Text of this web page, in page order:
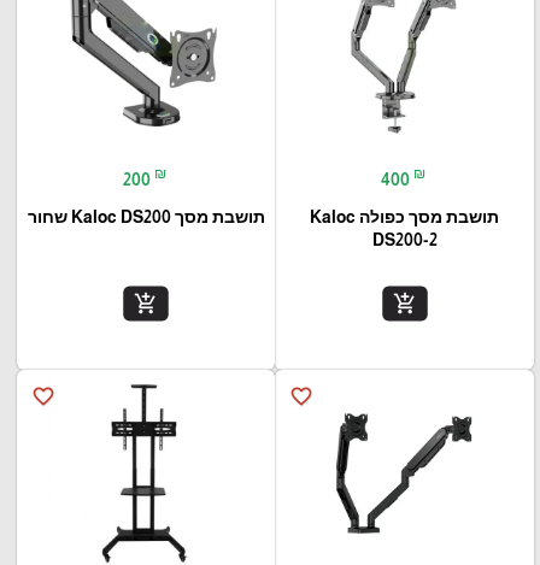
400 ₪
תושבת מסך כפולה Kaloc
DS200-2
add_shopping_cart
200 ₪
תושבת מסך Kaloc DS200 שחור
add_shopping_cart
favorite_border
favorite_border